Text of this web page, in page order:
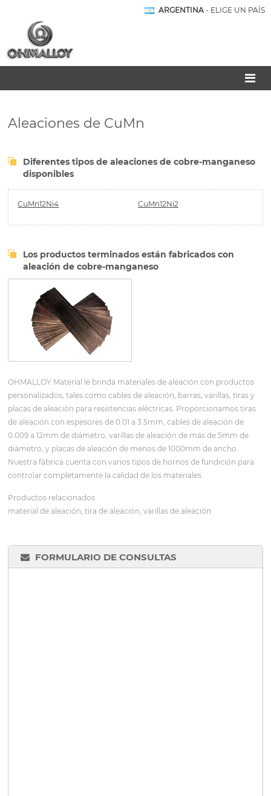
ARGENTINA - ELIGE UN PAÍS
Aleaciones de CuMn
Diferentes tipos de aleaciones de cobre-manganeso
disponibles
CuMn12Ni4 CuMn12Ni2
Los productos terminados están fabricados con
aleación de cobre-manganeso
OHMALLOY Material le brinda materiales de aleación con productos
personalizados, tales como cables de aleación, barras, varillas, tiras y
placas de aleación para resistencias eléctricas. Proporcionamos tiras
de aleación con espesores de 0.01 a 3.5mm, cables de aleación de
0.009 a 12mm de diámetro, varillas de aleación de más de 5mm de
diámetro, y placas de aleación de menos de 1000mm de ancho.
Nuestra fábrica cuenta con varios tipos de hornos de fundición para
controlar completamente la calidad de los materiales.
Productos relacionados
material de aleación, tira de aleación, varillas de aleación
FORMULARIO DE CONSULTAS